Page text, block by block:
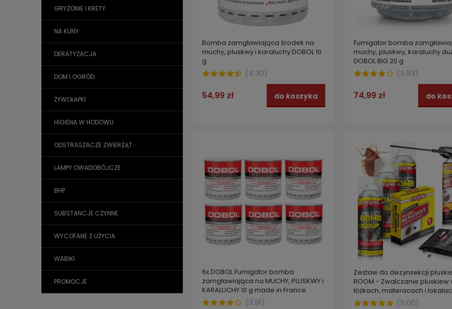
GRYZONIE I KRETY
NA KUNY
DERATYZACJA
DOM I OGRÓD
ŻYWOŁAPKI
HIGIENA W HODOWLI
ODSTRASZACZE ZWIERZĄT
LAMPY OWADOBÓJCZE
BHP
SUBSTANCJE CZYNNE
WYCOFANE Z UŻYCIA
WABIKI
PROMOCJE
Bomba zamgławiająca środek na
muchy, pluskwy i karaluchy DOBOL 10
g
(4.30)
54,99 zł do koszyka
Fumigator bomba
muchy, pluskwy, karaluchy
DOBOL BIG 20 g
(3.93)
74,99 zł do
6x DOBOL Fumigator bomba
zamgławiająca na MUCHY, PLUSKWY i
KARALUCHY 10 g made in France
(3.91)
Zestaw do dezynsekcji
ROOM - Zwalczanie pluskiew
łóżkach, materacach i
pomieszczeniami
(5.00)